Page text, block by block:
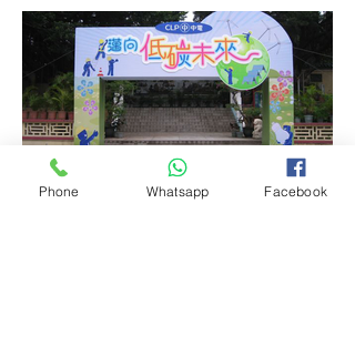
Phone Whatsapp Facebook